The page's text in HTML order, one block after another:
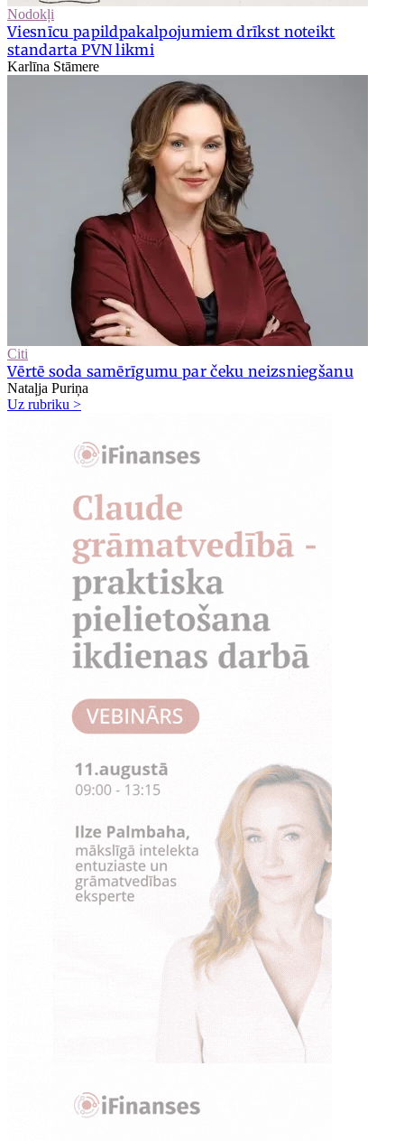
Nodokļi
Viesnīcu papildpakalpojumiem drīkst noteikt
standarta PVN likmi
Karlīna Stāmere
Citi
Vērtē soda samērīgumu par čeku neizsniegšanu
Nataļja Puriņa
Uz rubriku >